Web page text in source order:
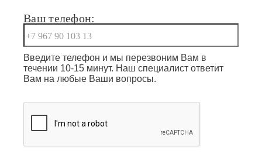
Ваш телефон:
Введите телефон и мы перезвоним Вам в
течении 10-15 минут. Наш специалист ответит
Вам на любые Ваши вопросы.